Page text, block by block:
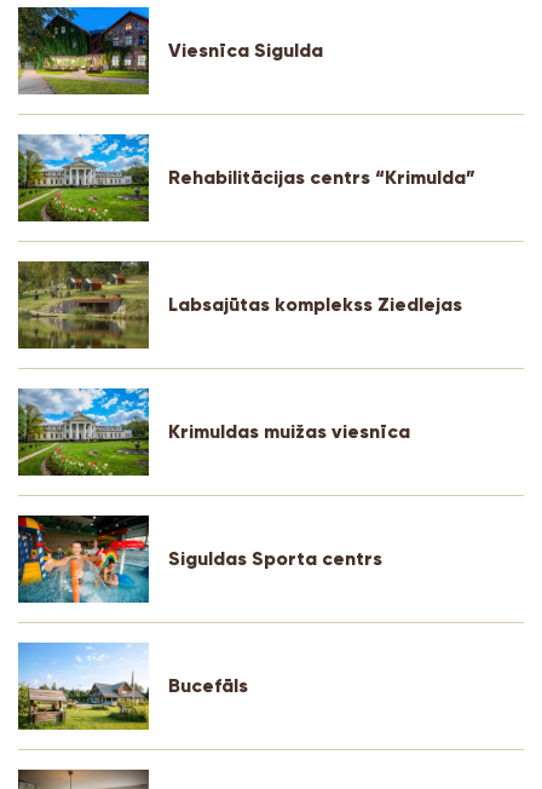
Viesnīca Sigulda
Rehabilitācijas centrs “Krimulda”
Labsajūtas komplekss Ziedlejas
Krimuldas muižas viesnīca
Siguldas Sporta centrs
Bucefāls